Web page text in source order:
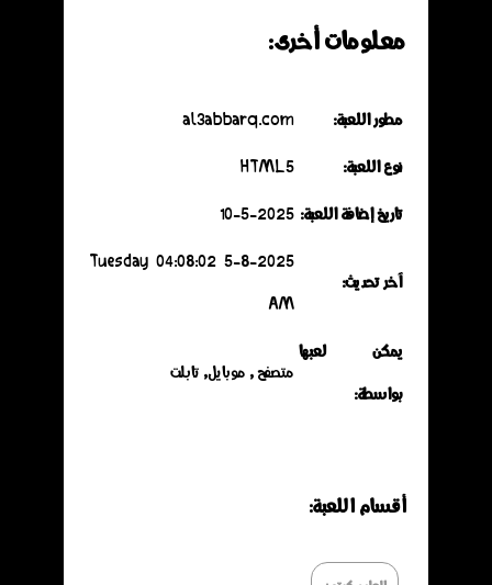
معلومات أخرى:
مطور اللعبة:
al3abbarq.com
نوع اللعبة:
HTML5
تاريخ إضافة اللعبة: 10-5-2025
آخر تحديث:
5-8-2025 Tuesday 04:08:02
AM
يمكن لعبها
بواسطة:
متصفح , موبايل, تابلت
أقسـام اللعـبة: